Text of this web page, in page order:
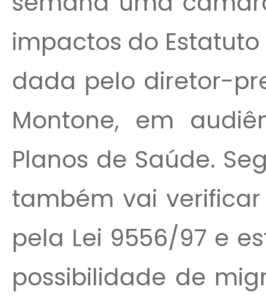
impactos do
dada pelo diretor-
Montone, em
Planos de Saúde.
também vai
pela Lei 9556/97 e
possibilidade de